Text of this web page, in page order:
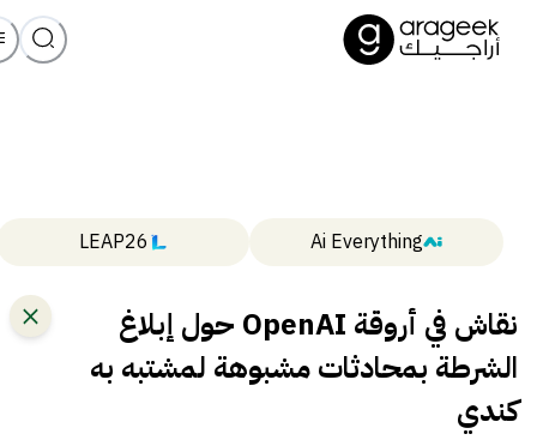
Ai Everything
LEAP26
نقاش في أروقة OpenAI حول إبلاغ
الشرطة بمحادثات مشبوهة لمشتبه به
كندي